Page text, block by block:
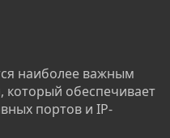
наиболее важным
обеспечивает
портов и IP-